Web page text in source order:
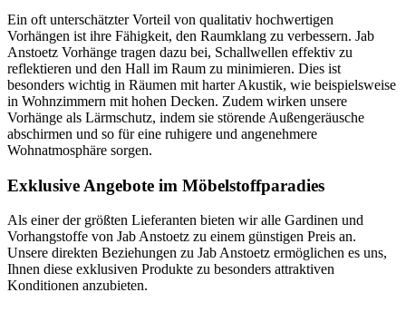
Ein oft unterschätzter Vorteil von qualitativ hochwertigen
Vorhängen ist ihre Fähigkeit, den Raumklang zu verbessern. Jab
Anstoetz Vorhänge tragen dazu bei, Schallwellen effektiv zu
reflektieren und den Hall im Raum zu minimieren. Dies ist
besonders wichtig in Räumen mit harter Akustik, wie beispielsweise
in Wohnzimmern mit hohen Decken. Zudem wirken unsere
Vorhänge als Lärmschutz, indem sie störende Außengeräusche
abschirmen und so für eine ruhigere und angenehmere
Wohnatmosphäre sorgen.
Exklusive Angebote im Möbelstoffparadies
Als einer der größten Lieferanten bieten wir alle Gardinen und
Vorhangstoffe von Jab Anstoetz zu einem günstigen Preis an.
Unsere direkten Beziehungen zu Jab Anstoetz ermöglichen es uns,
Ihnen diese exklusiven Produkte zu besonders attraktiven
Konditionen anzubieten.